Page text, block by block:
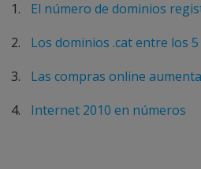
El número de dominios
Los dominios .cat entre los
Las compras online
Internet 2010 en números